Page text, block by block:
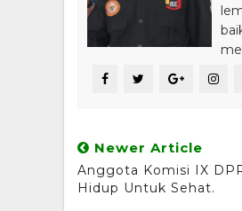
Newer Article
Anggota Komisi IX
Hidup Untuk Sehat.